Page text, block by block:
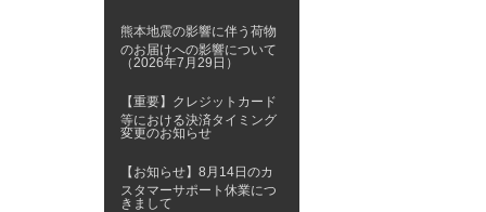
熊本地震の影響に伴う荷物
のお届けへの影響について
（2026年7月29日）
【重要】クレジットカード
等における決済タイミング
変更のお知らせ
【お知らせ】8月14日のカ
スタマーサポート休業につ
きまして